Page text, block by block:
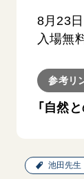
第3代会長
図書贈呈
会長・理事
沿革
略年表
入会について
御書検索［新
創価学会総
墓地公園・納
聖教ブック
soka youth
SGIピースサ
ご意見
8月23日
入場無
参考リ
「自然
池田先生